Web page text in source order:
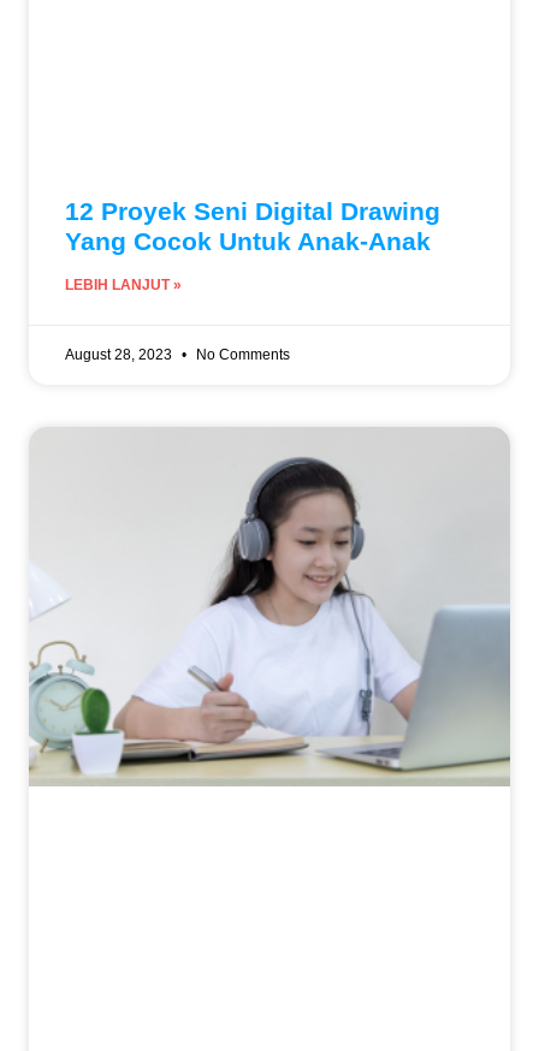
12 Proyek Seni Digital Drawing
Yang Cocok Untuk Anak-Anak
LEBIH LANJUT »
August 28, 2023 No Comments